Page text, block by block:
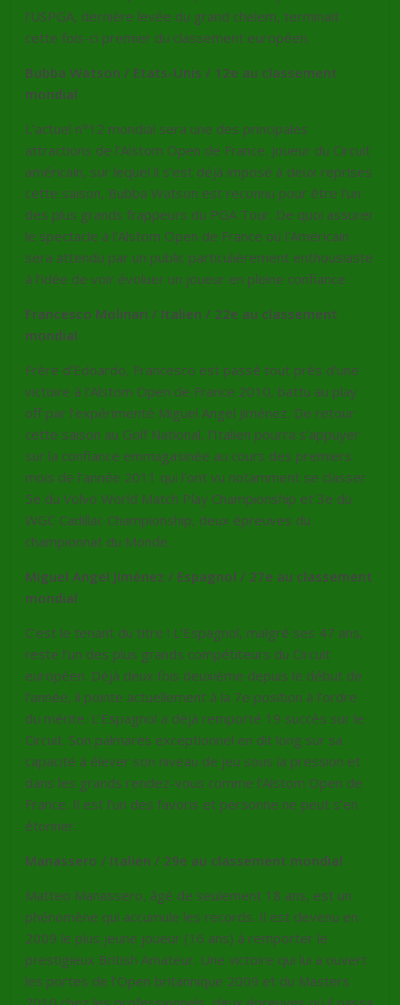
l’USPGA, dernière levée du grand chelem, terminait
cette fois-ci premier du classement européen.
Bubba Watson / Etats-Unis / 12e au classement
mondial
L’actuel n°12 mondial sera une des principales
attractions de l’Alstom Open de France. Joueur du Circuit
américain, sur lequel il s’est déjà imposé à deux reprises
cette saison, Bubba Watson est reconnu pour être l’un
des plus grands frappeurs du PGA Tour. De quoi assurer
le spectacle à l’Alstom Open de France où l’Américain
sera attendu par un public particulièrement enthousiaste
à l’idée de voir évoluer un joueur en pleine confiance.
Francesco Molinari / Italien / 22e au classement
mondial
Frère d’Edoardo, Francesco est passé tout près d’une
victoire à l’Alstom Open de France 2010, battu au play
off par l’expérimenté Miguel Angel Jiménez. De retour
cette saison au Golf National, l’Italien pourra s’appuyer
sur la confiance emmagasinée au cours des premiers
mois de l’année 2011 qui l’ont vu notamment se classer
5e du Volvo World Match Play Championship et 3e du
WGC Cadillac Championship, deux épreuves du
championnat du Monde.
Miguel Angel Jiménez / Espagnol / 27e au classement
mondial
C’est le tenant du titre ! L’Espagnol, malgré ses 47 ans,
reste l’un des plus grands compétiteurs du Circuit
européen. Déjà deux fois deuxième depuis le début de
l’année, il pointe actuellement à la 7e position à l’ordre
du mérite. L’Espagnol a déjà remporté 19 succès sur le
Circuit. Son palmarès exceptionnel en dit long sur sa
capacité à élever son niveau de jeu sous la pression et
dans les grands rendez-vous comme l’Alstom Open de
France. Il est l’un des favoris et personne ne peut s’en
étonner.
Manassero / Italien / 29e au classement mondial
Matteo Manassero, âgé de seulement 18 ans, est un
phénomène qui accumule les records. Il est devenu en
2009 le plus jeune joueur (16 ans) à remporter le
prestigieux British Amateur. Une victoire qui lui a ouvert
les portes de l’Open britannique 2009 et du Masters